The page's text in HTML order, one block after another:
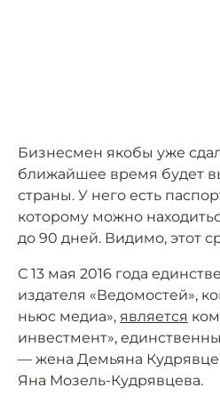
Бизнесмен якобы уже
ближайшее время будет
страны. У него есть
которому можно
до 90 дней. Видимо, этот
С 13 мая 2016 года
издателя «Ведомостей»,
ньюс медиа», является
инвестмент»,
— жена Демьяна
Яна Мозель-Кудрявцева.